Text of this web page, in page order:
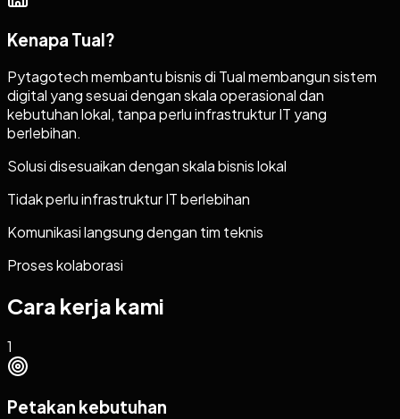
Kenapa Tual?
Pytagotech membantu bisnis di Tual membangun sistem
digital yang sesuai dengan skala operasional dan
kebutuhan lokal, tanpa perlu infrastruktur IT yang
berlebihan.
Solusi disesuaikan dengan skala bisnis lokal
Tidak perlu infrastruktur IT berlebihan
Komunikasi langsung dengan tim teknis
Proses kolaborasi
Cara kerja kami
1
Petakan kebutuhan